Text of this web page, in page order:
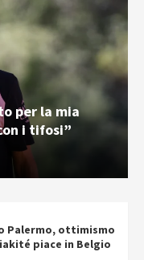
per la mia
i tifosi”
Palermo, ottimismo
piace in Belgio